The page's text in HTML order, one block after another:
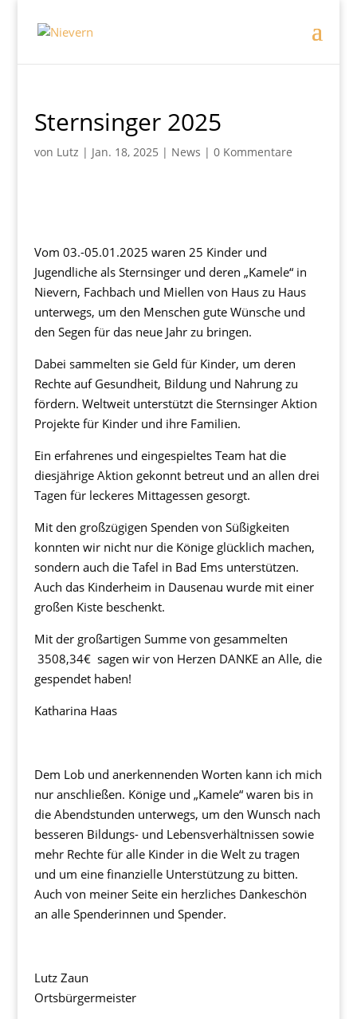
Sternsinger 2025
von Lutz | Jan. 18, 2025 | News | 0 Kommentare
Vom 03.-05.01.2025 waren 25 Kinder und
Jugendliche als Sternsinger und deren „Kamele“ in
Nievern, Fachbach und Miellen von Haus zu Haus
unterwegs, um den Menschen gute Wünsche und
den Segen für das neue Jahr zu bringen.
Dabei sammelten sie Geld für Kinder, um deren
Rechte auf Gesundheit, Bildung und Nahrung zu
fördern. Weltweit unterstützt die Sternsinger Aktion
Projekte für Kinder und ihre Familien.
Ein erfahrenes und eingespieltes Team hat die
diesjährige Aktion gekonnt betreut und an allen drei
Tagen für leckeres Mittagessen gesorgt.
Mit den großzügigen Spenden von Süßigkeiten
konnten wir nicht nur die Könige glücklich machen,
sondern auch die Tafel in Bad Ems unterstützen.
Auch das Kinderheim in Dausenau wurde mit einer
großen Kiste beschenkt.
Mit der großartigen Summe von gesammelten
3508,34€ sagen wir von Herzen DANKE an Alle, die
gespendet haben!
Katharina Haas
Dem Lob und anerkennenden Worten kann ich mich
nur anschließen. Könige und „Kamele“ waren bis in
die Abendstunden unterwegs, um den Wunsch nach
besseren Bildungs- und Lebensverhältnissen sowie
mehr Rechte für alle Kinder in die Welt zu tragen
und um eine finanzielle Unterstützung zu bitten.
Auch von meiner Seite ein herzliches Dankeschön
an alle Spenderinnen und Spender.
Lutz Zaun
Ortsbürgermeister